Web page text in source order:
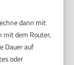
dann mit
mit dem Router,
Dauer auf
oder